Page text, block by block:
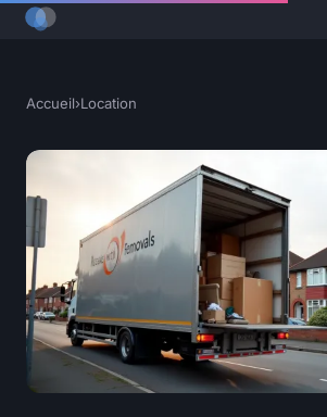
Accueil›Location